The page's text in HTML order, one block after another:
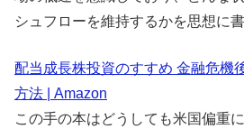
シュフローを維持するかを思想に
配当成長株投資のすすめ 金融危機
方法 | Amazon
この手の本はどうしても米国偏重